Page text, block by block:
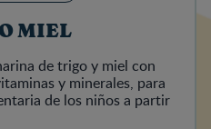
MIEL
de trigo y miel con
y minerales, para
de los niños a partir